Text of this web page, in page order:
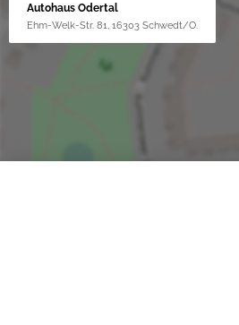
Autohaus Odertal
Ehm-Welk-Str. 81, 16303 Schwedt/O.